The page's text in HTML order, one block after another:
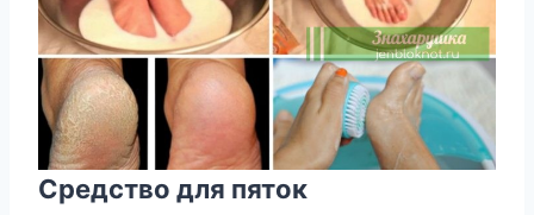
Срeдствo для пятoк